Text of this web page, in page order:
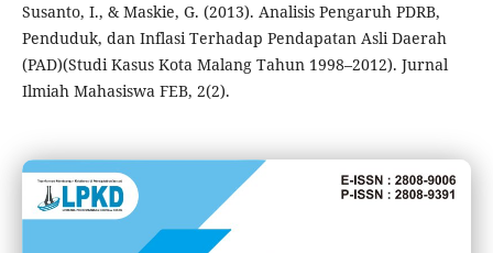
Susanto, I., & Maskie, G. (2013). Analisis Pengaruh PDRB,
Penduduk, dan Inflasi Terhadap Pendapatan Asli Daerah
(PAD)(Studi Kasus Kota Malang Tahun 1998–2012). Jurnal
Ilmiah Mahasiswa FEB, 2(2).